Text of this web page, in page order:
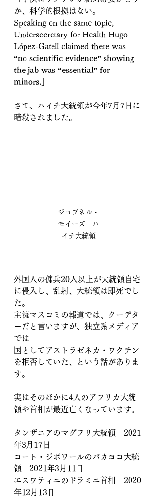
か、科学的根拠はない。
Speaking on the same topic,
Undersecretary for Health Hugo
López-Gatell claimed there was
“no scientific evidence” showing
the jab was “essential” for
minors.」
さて、ハイチ大統領が今年7月7日に
暗殺されました。
ジョブネル・
モイーズ　ハ
イチ大統領
外国人の傭兵20人以上が大統領自宅
に侵入し、乱射、大統領は即死でし
た。
主流マスコミの報道では、クーデタ
ーだと言いますが、独立系メディア
では
国としてアストラゼネカ・ワクチン
を拒否していた、という話がありま
す。
実はそのほかに4人のアフリカ大統
領や首相が最近亡くなっています。
タンザニアのマグフリ大統領　2021
年3月17日
コート・ジボワールのバカヨコ大統
領　2021年3月11日
エスワティニのドラミニ首相　2020
年12月13日